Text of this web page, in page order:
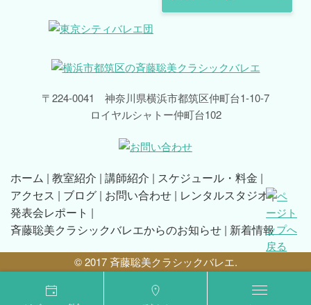
〒224-0041 神奈川県横浜市都筑区仲町台1-10-7
ロイヤルシャトー仲町台102
ホーム 教室紹介 講師紹介
スケジュール・料金
アクセス
ブログ お問い合わせ
レンタルスタジオ
発表会レポート
斉藤聡美クラシックバレエからのお知らせ 新着情報
© 2017 斉藤聡美クラシックバレエ.